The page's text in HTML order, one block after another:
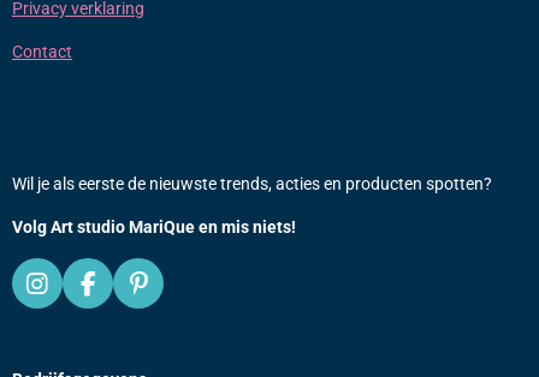
Privacy verklaring
Contact
Wil je als eerste de nieuwste trends, acties en producten spotten?
Volg Art studio MariQue en mis niets!
I
n
F
a
P
i